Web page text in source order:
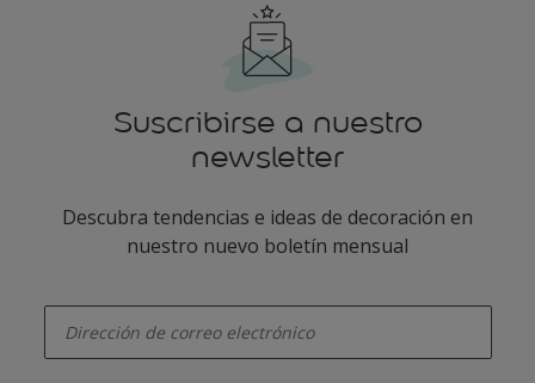
Suscribirse a nuestro
newsletter
Descubra tendencias e ideas de decoración en
nuestro nuevo boletín mensual